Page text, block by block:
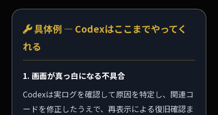
具体例 — Codexはここまでやってく
れる
1. 画面が真っ白になる不具合
Codexは実ログを確認して原因を特定し、関連コ
ードを修正したうえで、再表示による復旧確認ま